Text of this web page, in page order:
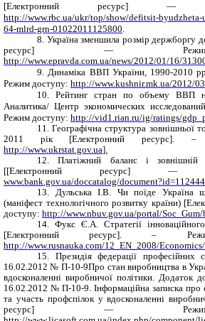
[Електронний ресурс] —
http://www.rbc.ua/ukr/top/show/defitsit-
64-mlrd-grn-01022011125800
8. Україна зменшила розмір держборгу
ресурс] — Режим
http://www.epravda.com.ua/news/2012/01/16/
9. Динаміка ВВП України, 1990-2010
Режим доступу: http://www.kushnir.mk.ua/2012/
10. Рейтинг стран по объему ВВП
Аналитика/ Центр экономических исследований
Режим доступу: http://vid1.rian.ru/ig/ratings/
11.Географічна структура зовнішньої
2011 рік [Електронний ресурс].
http://www.ukrstat.gov.ua].
12.
Платіжний баланс і
[[Електронний ресурс] —
www.bank.gov.ua/doccatalog/document?id=112444
13. Дульська І.В. Чи поїде Україна
(маніфест технологічного розвитку країни)
доступу: http://www.nbuv.gov.ua/portal/
14.Фукс Є.А. Стратегії
[Електронний ресурс]. –
http://www.rusnauka.com/12_EN_2008/
15. Президія федерації професійних
16.02.2012 № П-10-9Про стан виробництва в
вдосконаленні виробничої політики. Додаток
16.02.2012 № П-10-9. Інформаційна записка про
та участь профспілок у вдосконаленні
ресурс] — Режим